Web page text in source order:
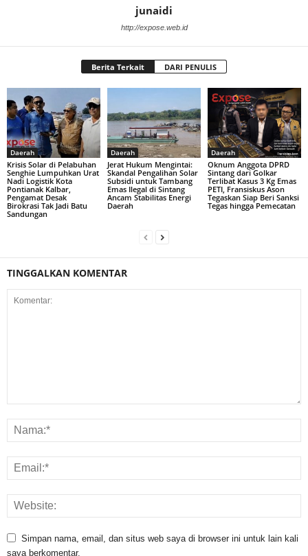
junaidi
http://expose.web.id
Berita Terkait DARI PENULIS
Daerah
Krisis Solar di Pelabuhan
Senghie Lumpuhkan Urat
Nadi Logistik Kota
Pontianak Kalbar,
Pengamat Desak
Birokrasi Tak Jadi Batu
Sandungan
Daerah
Jerat Hukum Mengintai:
Skandal Pengalihan Solar
Subsidi untuk Tambang
Emas Ilegal di Sintang
Ancam Stabilitas Energi
Daerah
Daerah
Oknum Anggota DPRD
Sintang dari Golkar
Terlibat Kasus 3 Kg Emas
PETI, Fransiskus Ason
Tegaskan Siap Beri Sanksi
Tegas hingga Pemecatan
TINGGALKAN KOMENTAR
Simpan nama, email, dan situs web saya di browser ini untuk lain kali
saya berkomentar.